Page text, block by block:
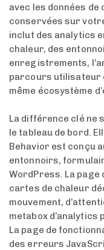
avec les données
conservées sur
inclut des analytics
chaleur, des
enregistrements,
parcours utilisateur
même écosystème
La différence clé ne
le tableau de bord.
Behavior est conçu
entonnoirs,
WordPress. La
cartes de chaleur
mouvement,
metabox d’analytics
La page de
des erreurs